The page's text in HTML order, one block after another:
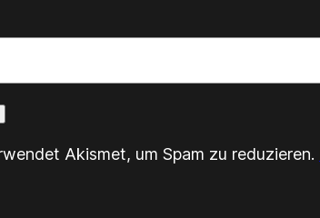
Akismet, um Spam zu reduzieren.